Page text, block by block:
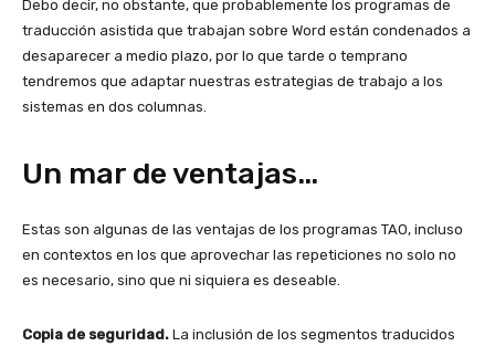
Debo decir, no obstante, que probablemente los programas de
traducción asistida que trabajan sobre Word están condenados a
desaparecer a medio plazo, por lo que tarde o temprano
tendremos que adaptar nuestras estrategias de trabajo a los
sistemas en dos columnas.
Un mar de ventajas…
Estas son algunas de las ventajas de los programas TAO, incluso
en contextos en los que aprovechar las repeticiones no solo no
es necesario, sino que ni siquiera es deseable.
Copia de seguridad. La inclusión de los segmentos traducidos